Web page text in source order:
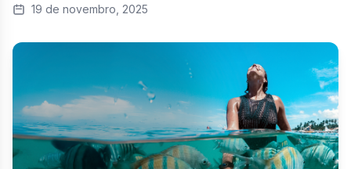
19 de novembro, 2025